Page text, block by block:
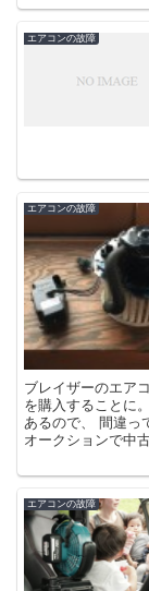
エアコンの故障
エアコンの故障
ブレイザーのエア
を購入することに
あるので、 間違っ
オークションで中
エアコンの故障